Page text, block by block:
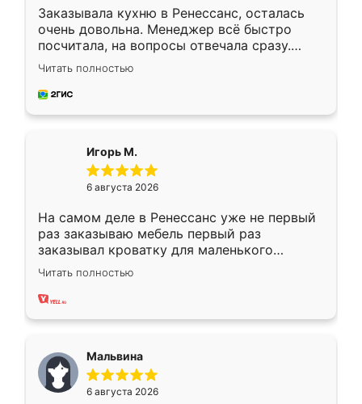
Заказывала кухню в Ренессанс, осталась
очень довольна. Менеджер всё быстро
посчитала, на вопросы отвечала сразу.
Замерщик приехал в субботу, подошёл к
делу со всей ответственностью. Собрали
за день, ребята работали аккуратно, даже
Читать полностью
Игорь М.
6 августа 2026
На самом деле в Ренессанс уже не первый
раз заказываю мебель первый раз
заказывал кроватку для маленького
ребёнка при его рождении ,во второй раз
заказал шкаф-купе. По качеству очень
хорошее сборка достаточно быстрая,
меньше, здесь же он более разнообразный.
Мне нравится ,если что-то потребуется из
мебели буду заказывать только здесь.
Читать полностью
Мальвина
6 августа 2026